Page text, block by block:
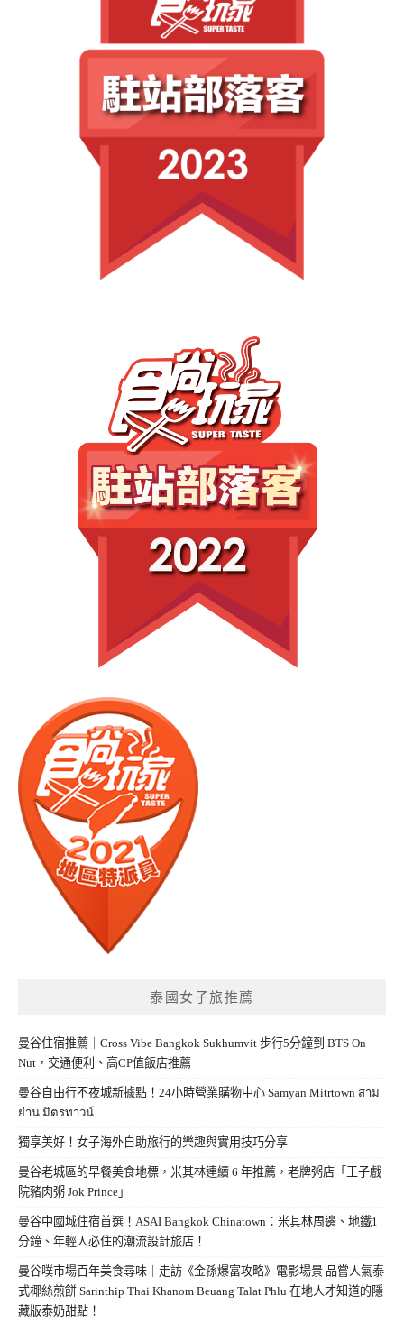
泰國女子旅推薦
曼谷住宿推薦｜Cross Vibe Bangkok Sukhumvit 步行5分鐘到 BTS On
Nut，交通便利、高CP值飯店推薦
曼谷自由行不夜城新據點！24小時營業購物中心 Samyan Mitrtown สาม
ย่าน มิตรทาวน์
獨享美好！女子海外自助旅行的樂趣與實用技巧分享
曼谷老城區的早餐美食地標，米其林連續 6 年推薦，老牌粥店「王子戲
院豬肉粥 Jok Prince」
曼谷中國城住宿首選！ASAI Bangkok Chinatown：米其林周邊、地鐵1
分鐘、年輕人必住的潮流設計旅店！
曼谷噗市場百年美食尋味｜走訪《金孫爆富攻略》電影場景 品嘗人氣泰
式椰絲煎餅 Sarinthip Thai Khanom Beuang Talat Phlu 在地人才知道的隱
藏版泰奶甜點！